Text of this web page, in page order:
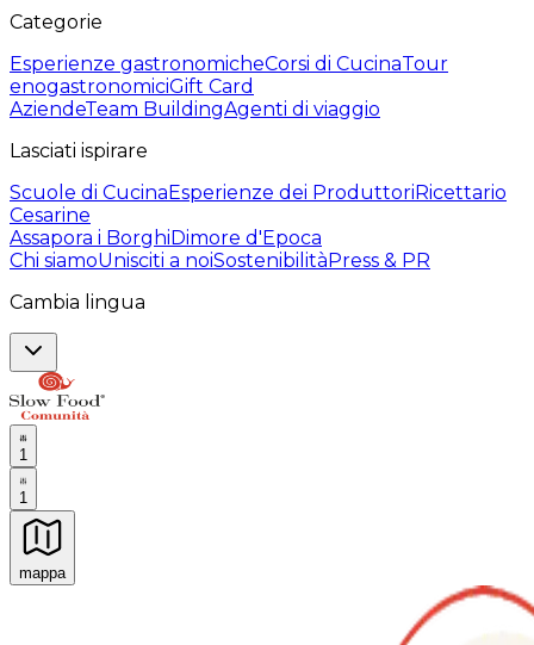
Categorie
Esperienze gastronomicheCorsi di CucinaTour
enogastronomiciGift Card
AziendeTeam BuildingAgenti di viaggio
Lasciati ispirare
Scuole di CucinaEsperienze dei ProduttoriRicettario
Cesarine
Assapora i BorghiDimore d'Epoca
Chi siamoUnisciti a noiSostenibilitàPress & PR
Cambia lingua
1
1
mappa
Esperienze culinarie indimenticabili: Esperienze